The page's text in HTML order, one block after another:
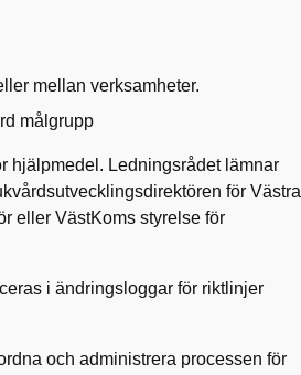
mellan verksamheter.
målgrupp
hjälpmedel. Ledningsrådet lämnar
för Västra
eller VästKoms styrelse för
i ändringsloggar för riktlinjer
och administrera processen för